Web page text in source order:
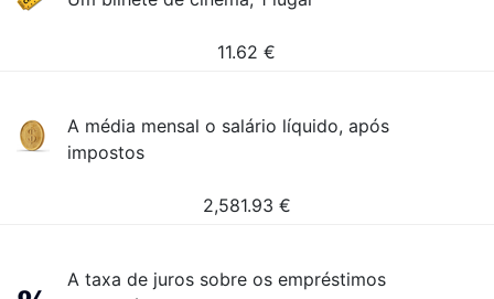
11.62 €
A média mensal o salário líquido, após
impostos
2,581.93 €
A taxa de juros sobre os empréstimos